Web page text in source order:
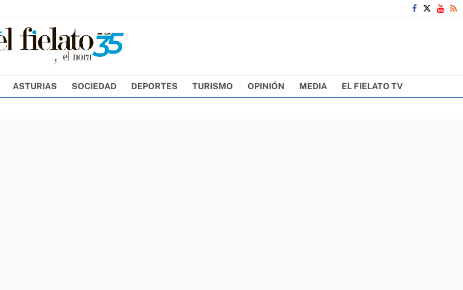
ASTURIAS SOCIEDAD DEPORTES TURISMO OPINIÓN MEDIA EL FIELATO TV